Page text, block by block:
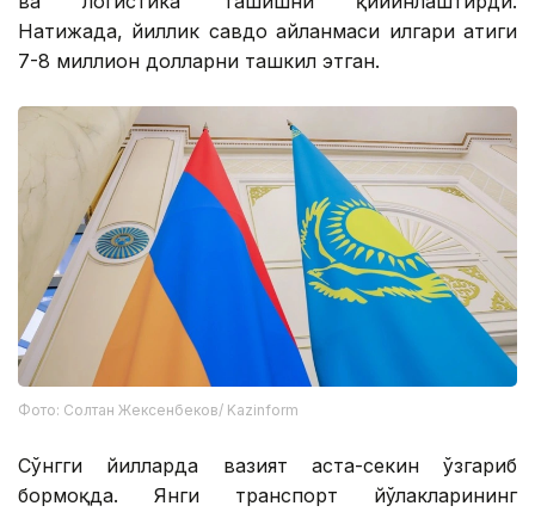
Натижада, йиллик савдо айланмаси илгари атиги
7-8 миллион долларни ташкил этган.
Фото: Солтан Жексенбеков/ Kazinform
Сўнгги йилларда вазият аста-секин ўзгариб
бормоқда. Янги транспорт йўлакларининг